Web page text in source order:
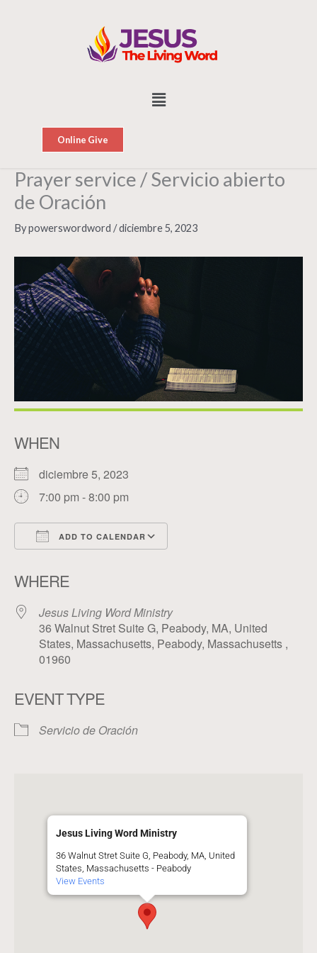
Menu
Online Give
Prayer service / Servicio abierto
de Oración
Bypowerswordword /diciembre 5, 2023
WHEN
diciembre 5, 2023
7:00 pm - 8:00 pm
ADD TO CALENDAR
WHERE
Jesus Living Word Ministry
36 Walnut Stret Suite G, Peabody, MA, United
States, Massachusetts, Peabody, Massachusetts ,
01960
EVENT TYPE
Servicio de Oración
Jesus Living Word Ministry
36 Walnut Stret Suite G, Peabody, MA, United
States, Massachusetts - Peabody
View Events